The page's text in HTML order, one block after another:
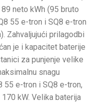
neto kWh (95 bruto
55 e-tron i SQ8 e-tron
Zahvaljujući prilagodbi
je i kapacitet baterije
za punjenje velike
snagu
55 e-tron i SQ8 e-tron,
kW. Velika baterija